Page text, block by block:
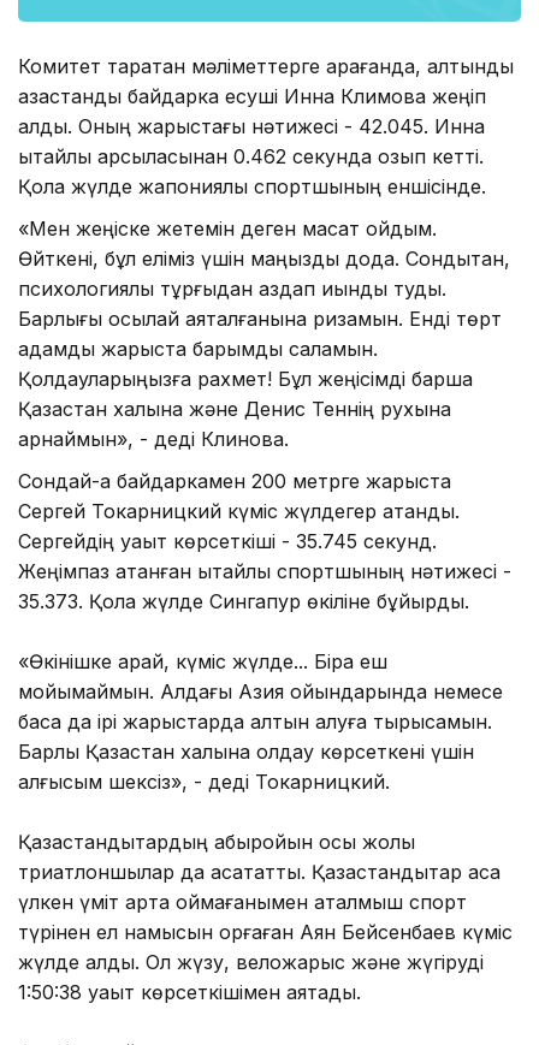
Комитет таратқан мәліметтерге қарағанда, алтынды
қазақстандық байдарка есуші Инна Климова жеңіп
алды. Оның жарыстағы нәтижесі - 42.045. Инна
қытайлық қарсыласынан 0.462 секундқа озып кетті.
Қола жүлде жапониялық спортшының еншісінде.
«Мен жеңіске жетемін деген мақсат қойдым.
Өйткені, бұл еліміз үшін маңызды дода. Сондықтан,
психологиялық тұрғыдан аздап қиындық туды.
Барлығы осылай аяқталғанына ризамын. Енді төрт
адамдық жарыста барымды саламын.
Қолдауларыңызға рахмет! Бұл жеңісімді барша
Қазақстан халқына және Денис Теннің рухына
арнаймын», - деді Клинова.
Сондай-ақ байдаркамен 200 метрге жарыста
Сергей Токарницкий күміс жүлдегер атанды.
Сергейдің уақыт көрсеткіші - 35.745 секунд.
Жеңімпаз атанған қытайлық спортшының нәтижесі -
35.373. Қола жүлде Сингапур өкіліне бұйырды.
«Өкінішке қарай, күміс жүлде... Бірақ еш
мойымаймын. Алдағы Азия ойындарында немесе
басқа да ірі жарыстарда алтын алуға тырысамын.
Барлық Қазақстан халқына қолдау көрсеткені үшін
алғысым шексіз», - деді Токарницкий.
Қазақстандықтардың абыройын осы жолы
триатлоншылар да асқақтатты. Қазақстандықтар аса
үлкен үміт арта қоймағанымен аталмыш спорт
түрінен ел намысын қорғаған Аян Бейсенбаев күміс
жүлде алды. Ол жүзу, веложарыс және жүгіруді
1:50:38 уақыт көрсеткішімен аяқтады.